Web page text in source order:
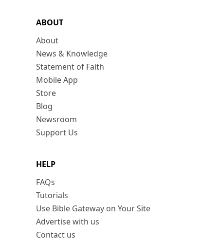
ABOUT
About
News & Knowledge
Statement of Faith
Mobile App
Store
Blog
Newsroom
Support Us
HELP
FAQs
Tutorials
Use Bible Gateway on Your Site
Advertise with us
Contact us